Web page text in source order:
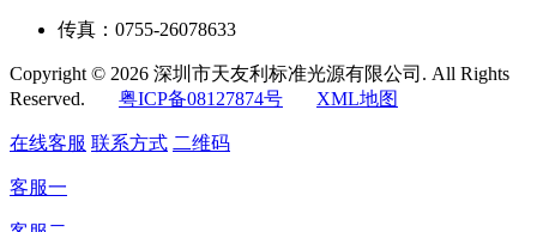
传真：0755-26078633
Copyright © 2026 深圳市天友利标准光源有限公司. All Rights
Reserved. 粤ICP备08127874号 XML地图
在线客服 联系方式 二维码
客服一